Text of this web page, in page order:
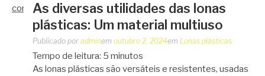
As diversas utilidades das lonas
plásticas: Um material multiuso
Publicado por adminem outubro 2, 2024em Lonas plásticas
Tempo de leitura: 5 minutos
As lonas plásticas são versáteis e resistentes, usadas